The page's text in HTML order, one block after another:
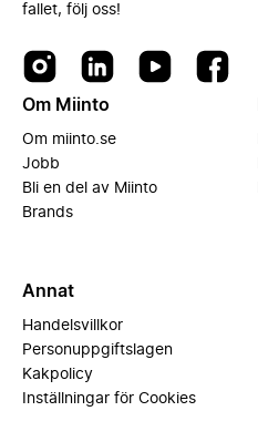
fallet, följ oss!
Om Miinto
Om miinto.se
Jobb
Bli en del av Miinto
Brands
Annat
Handelsvillkor
Personuppgiftslagen
Kakpolicy
Inställningar för Cookies